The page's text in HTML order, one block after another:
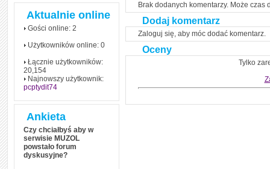
Aktualnie online
Gości online: 2
Użytkowników online: 0
Łącznie użytkowników:
20,154
Najnowszy użytkownik:
pcptydit74
Ankieta
Czy chciałbyś aby w
serwisie MUZOL
powstało forum
dyskusyjne?
Brak dodanych komentarzy. Może czas
Dodaj komentarz
Zaloguj się, aby móc dodać komentarz.
Oceny
Tylko